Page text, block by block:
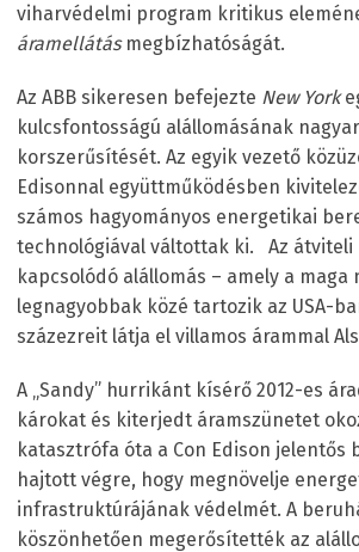
viharvédelmi program kritikus
áramellátásmegbízhatóságát.
Az ABB sikeresen befejezte New York
kulcsfontosságú alállomásának
korszerűsítését. Az egyik vezető
Edisonnal együttműködésben
számos hagyományos energetikai
technológiával váltottak ki. Az átviteli
kapcsolódó alállomás – amely a maga
legnagyobbak közé tartozik az USA-
százezreit látja el villamos árammal
A „Sandy” hurrikánt kísérő 2012-es
károkat és kiterjedt áramszünetet
katasztrófa óta a Con Edison jelentős
hajtott végre, hogy megnövelje
infrastruktúrájának védelmét. A
köszönhetően megerősítették az